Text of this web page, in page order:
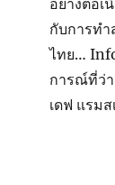
อย่างต่อเ
กับการทำ
ไทย…
การณ์ที่ว่า
เดฟ แรม